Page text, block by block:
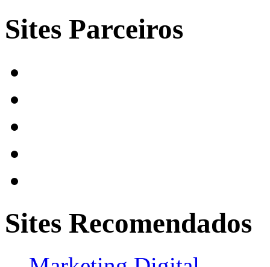
Sites Parceiros
Sites Recomendados